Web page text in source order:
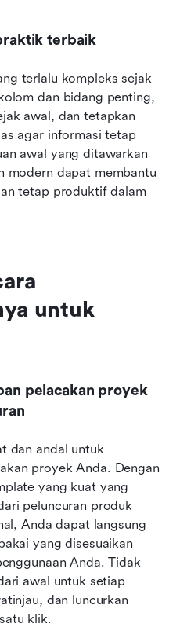
terbaik
terlalu kompleks sejak
dan bidang penting,
awal, dan tetapkan
agar informasi tetap
awal yang ditawarkan
modern dapat membantu
tetap produktif dalam
untuk
pelacakan proyek
dan andal untuk
proyek Anda. Dengan
yang kuat yang
peluncuran produk
Anda dapat langsung
yang disesuaikan
Anda. Tidak
awal untuk setiap
dan luncurkan
klik.